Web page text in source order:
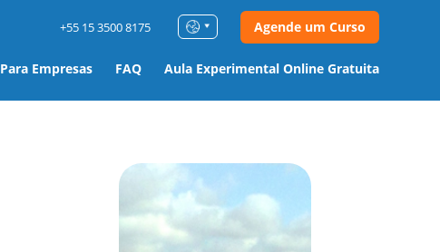
Para Empresas FAQ Aula Experimental Online Gratuita
+55 15 3500 8175 Agende um Curso